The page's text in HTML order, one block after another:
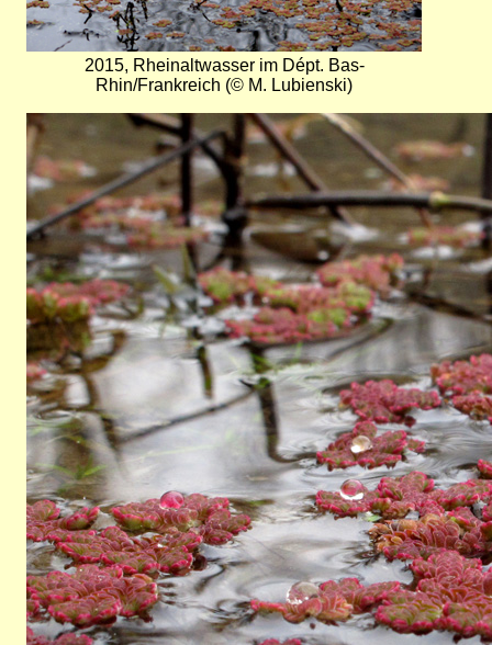
2015, Rheinaltwasser im Dépt. Bas-
Rhin/Frankreich (© M. Lubienski)
Bild